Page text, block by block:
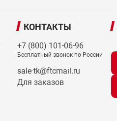
КОНТАКТЫ
+7 (800) 101-06-96
Бесплатный звонок по России
sale-tk@ftcmail.ru
Для заказов